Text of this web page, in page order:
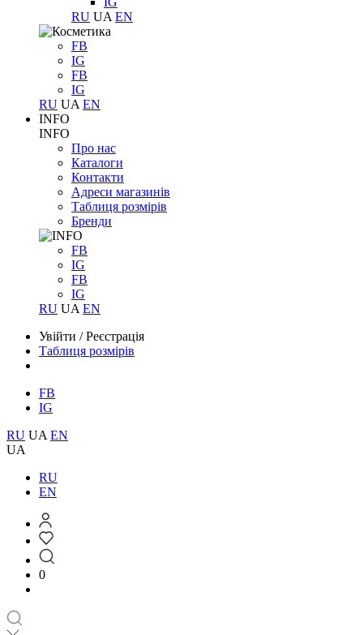
RU UA EN
FB
IG
FB
IG
RU UA EN
INFO
INFO
Про нас
Каталоги
Контакти
Адреси магазинів
Таблиця розмірів
Бренди
FB
IG
FB
IG
RU UA EN
Увійти /Реєстрація
Таблиця розмірів
FB
IG
RU UA EN
UA
RU
EN
0